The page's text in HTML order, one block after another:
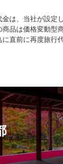
金は、当社が設定
品は価格変動型
直前に再度旅行